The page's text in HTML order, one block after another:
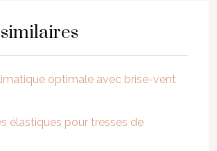
optimale avec brise-vent
élastiques pour tresses de